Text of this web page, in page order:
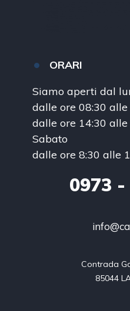
ORARI
Siamo aperti dal
dalle ore 08:30 alle
dalle ore 14:30 alle
Sabato
dalle ore 8:30 alle
0973 -
Contrada
85044